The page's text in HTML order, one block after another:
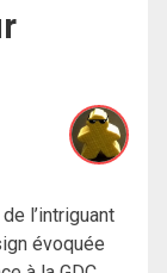
l’intriguant
évoquée